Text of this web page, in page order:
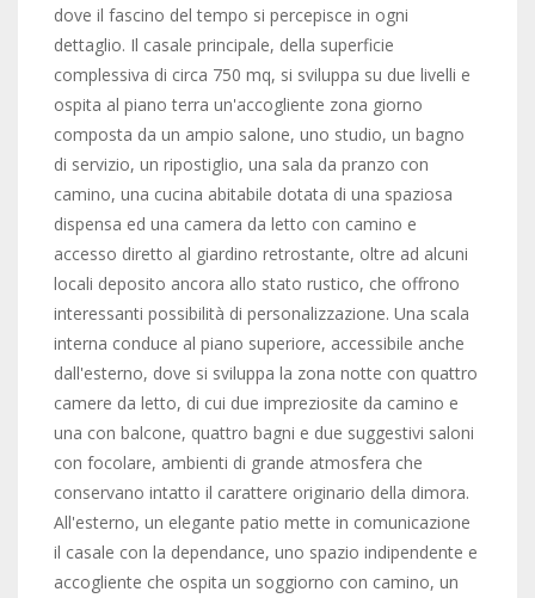
dove il fascino del tempo si percepisce in ogni
dettaglio. Il casale principale, della superficie
complessiva di circa 750 mq, si sviluppa su due livelli e
ospita al piano terra un'accogliente zona giorno
composta da un ampio salone, uno studio, un bagno
di servizio, un ripostiglio, una sala da pranzo con
camino, una cucina abitabile dotata di una spaziosa
dispensa ed una camera da letto con camino e
accesso diretto al giardino retrostante, oltre ad alcuni
locali deposito ancora allo stato rustico, che offrono
interessanti possibilità di personalizzazione. Una scala
interna conduce al piano superiore, accessibile anche
dall'esterno, dove si sviluppa la zona notte con quattro
camere da letto, di cui due impreziosite da camino e
una con balcone, quattro bagni e due suggestivi saloni
con focolare, ambienti di grande atmosfera che
conservano intatto il carattere originario della dimora.
All'esterno, un elegante patio mette in comunicazione
il casale con la dependance, uno spazio indipendente e
accogliente che ospita un soggiorno con camino, un